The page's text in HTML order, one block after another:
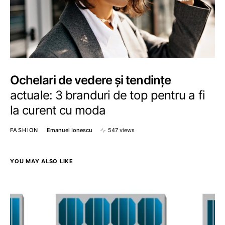
Ochelari de vedere și tendințe
actuale: 3 branduri de top pentru a fi
la curent cu moda
FASHION Emanuel Ionescu 547 views
YOU MAY ALSO LIKE